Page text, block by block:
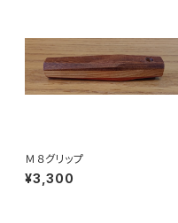
Ｍ８グリップ
¥3,300